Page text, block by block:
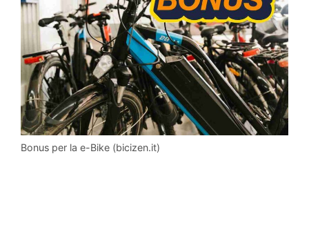
Bonus per la e-Bike (bicizen.it)